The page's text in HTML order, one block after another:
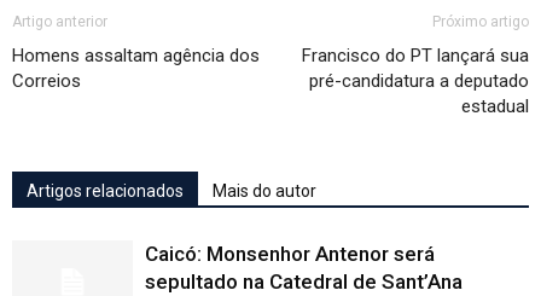
Artigo anterior
Homens assaltam agência dos
Correios
Próximo artigo
Francisco do PT lançará sua
pré-candidatura a deputado
estadual
Artigos relacionados Mais do autor
Caicó: Monsenhor Antenor será
sepultado na Catedral de Sant’Ana